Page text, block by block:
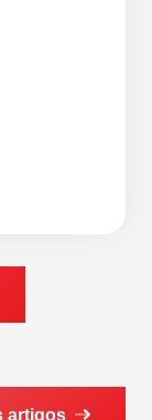
artigos